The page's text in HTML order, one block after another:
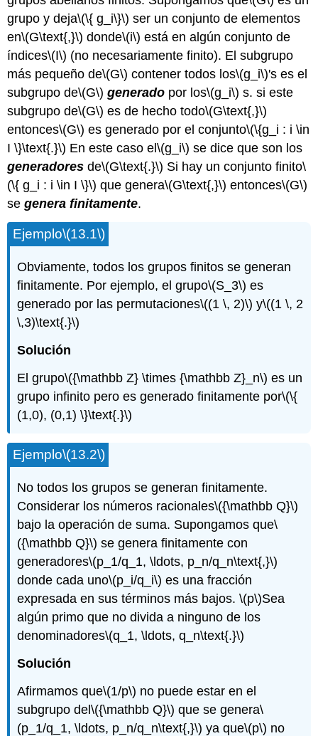
grupo y deja\(\{ g_i\}\) ser un conjunto de elementos
en\(G\text{,}\) donde\(i\) está en algún conjunto de
índices\(I\) (no necesariamente finito). El subgrupo
más pequeño de\(G\) contener todos los\(g_i\)'s es el
subgrupo de\(G\) generado por los\(g_i\) s. si este
subgrupo de\(G\) es de hecho todo\(G\text{,}\)
entonces\(G\) es generado por el conjunto\(\{g_i : i \in
I \}\text{.}\) En este caso el\(g_i\) se dice que son los
generadores de\(G\text{.}\) Si hay un conjunto finito\
(\{ g_i : i \in I \}\) que genera\(G\text{,}\) entonces\(G\)
segenera finitamente.
Ejemplo\(13.1\)
Obviamente, todos los grupos finitos se generan
finitamente. Por ejemplo, el grupo\(S_3\) es
generado por las permutaciones\((1 \, 2)\) y\((1 \, 2
\,3)\text{.}\)
Solución
El grupo\({\mathbb Z} \times {\mathbb Z}_n\) es un
grupo infinito pero es generado finitamente por\(\{
(1,0), (0,1) \}\text{.}\)
Ejemplo\(13.2\)
No todos los grupos se generan finitamente.
Considerar los números racionales\({\mathbb Q}\)
bajo la operación de suma. Supongamos que\
({\mathbb Q}\) se genera finitamente con
generadores\(p_1/q_1, \ldots, p_n/q_n\text{,}\)
donde cada uno\(p_i/q_i\) es una fracción
expresada en sus términos más bajos.\(p\)Sea
algún primo que no divida a ninguno de los
denominadores\(q_1, \ldots, q_n\text{.}\)
Solución
Afirmamos que\(1/p\) no puede estar en el
subgrupo del\({\mathbb Q}\) que se genera\
(p_1/q_1, \ldots, p_n/q_n\text{,}\) ya que\(p\) no